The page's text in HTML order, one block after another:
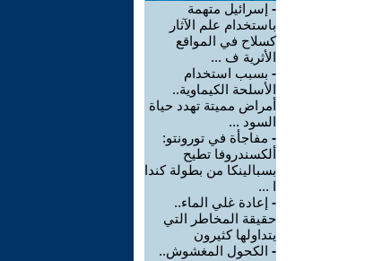
- إسرائيل متهمة
باستخدام علم الآثار
كسلاح في المواقع
الأثرية ف ...
- بسبب استخدام
الأسلحة الكيماوية..
أمراض مميتة تهدد حياة
السود ...
- مفاجأة في تورونتو:
ألكسندروفا تطيح
بسبالينكا من بطولة كندا
ا ...
- إعادة غلي الماء..
حقيقة المخاطر التي
يتداولها كثيرون
- الكحول المغشوش..